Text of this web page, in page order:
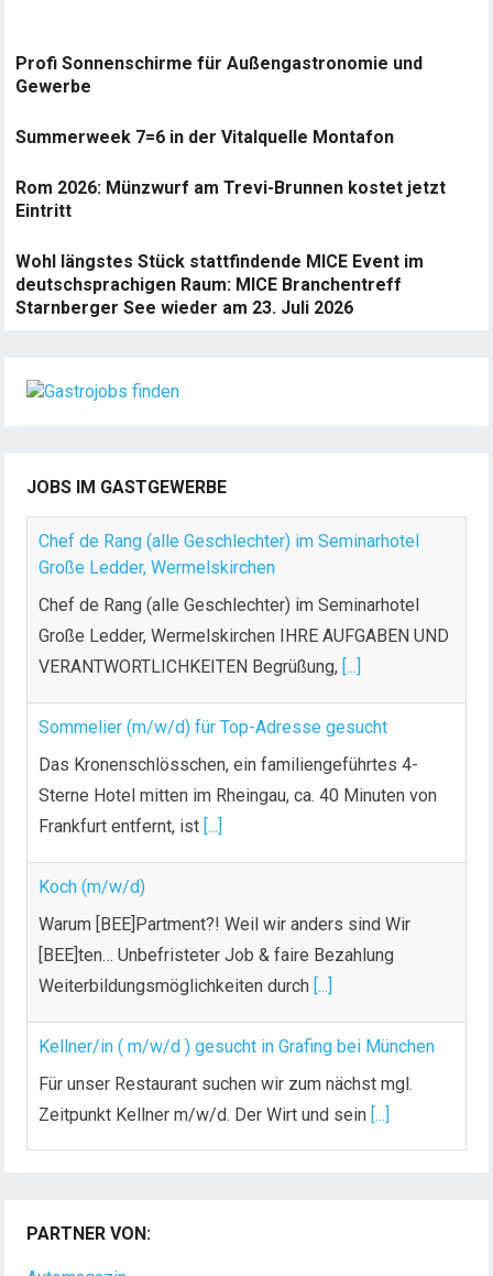
Profi Sonnenschirme für Außengastronomie und
Gewerbe
Summerweek 7=6 in der Vitalquelle Montafon
Rom 2026: Münzwurf am Trevi-Brunnen kostet jetzt
Eintritt
Wohl längstes Stück stattfindende MICE Event im
deutschsprachigen Raum: MICE Branchentreff
Starnberger See wieder am 23. Juli 2026
JOBS IM GASTGEWERBE
Chef de Rang (alle Geschlechter) im Seminarhotel
Große Ledder, Wermelskirchen
Chef de Rang (alle Geschlechter) im Seminarhotel
Große Ledder, Wermelskirchen IHRE AUFGABEN UND
VERANTWORTLICHKEITEN Begrüßung, [...]
Sommelier (m/w/d) für Top-Adresse gesucht
Das Kronenschlösschen, ein familiengeführtes 4-
Sterne Hotel mitten im Rheingau, ca. 40 Minuten von
Frankfurt entfernt, ist [...]
Koch (m/w/d)
Warum [BEE]Partment?! Weil wir anders sind Wir
[BEE]ten… Unbefristeter Job & faire Bezahlung
Weiterbildungsmöglichkeiten durch [...]
Kellner/in ( m/w/d ) gesucht in Grafing bei München
Für unser Restaurant suchen wir zum nächst mgl.
Zeitpunkt Kellner m/w/d. Der Wirt und sein [...]
Dein Arbeitsplatz mit Urlaubsfeeling Chef de Rang
(m/w/d) Du bist Gastgeber aus Leidenschaft und
PARTNER VON: